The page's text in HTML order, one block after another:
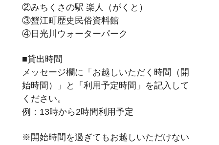
②みちくさの駅 楽人（がくと）
③蟹江町歴史民俗資料館
④日光川ウォーターパーク
■貸出時間
メッセージ欄に「お越しいただく時間（開
始時間）」と「利用予定時間」を記入して
ください。
例：13時から2時間利用予定
※開始時間を過ぎてもお越しいただけない